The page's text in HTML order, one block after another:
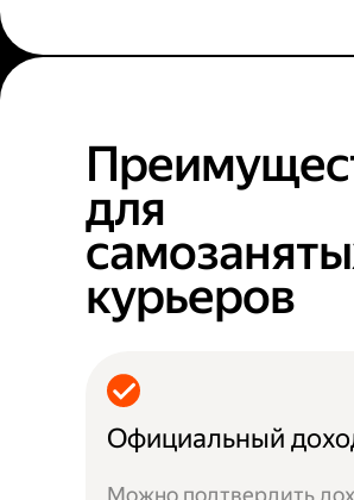
для
курьеров
Официальный
Можно подтвердить